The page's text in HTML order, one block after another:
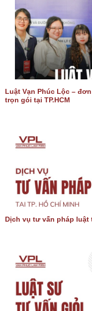
Luật Vạn Phúc Lộc –
trọn gói tại TP.HCM
Dịch vụ tư vấn pháp luật